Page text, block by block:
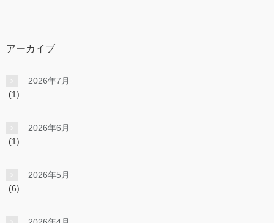
アーカイブ
2026年7月
(1)
2026年6月
(1)
2026年5月
(6)